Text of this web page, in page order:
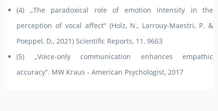
(4) „The paradoxical role of emotion intensity in the
perception of vocal affect“ (Holz, N., Larrouy-Maestri, P. &
Poeppel, D., 2021) Scientific Reports, 11, 9663
(5) „Voice-only communication enhances empathic
accuracy“. MW Kraus - American Psychologist, 2017